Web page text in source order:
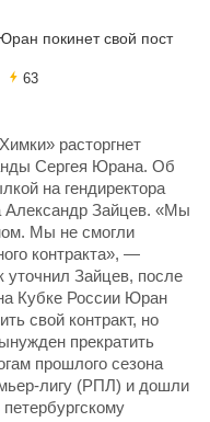
63
расторгнет
Сергея Юрана. Об
на гендиректора
Александр Зайцев. «Мы
Мы не смогли
контракта», —
уточнил Зайцев, после
Кубке России Юран
свой контракт, но
прекратить
прошлого сезона
лигу (РПЛ) и дошли